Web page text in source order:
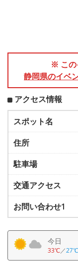
※ この
静岡県のイベ
アクセス情報
スポット名
住所
駐車場
交通アクセス
お問い合わせ1
今日
33℃／27℃